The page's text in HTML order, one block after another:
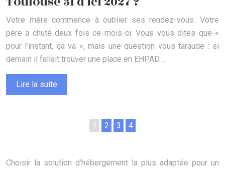
Votre mère commence à oublier ses rendez-vous. Votre
père a chuté deux fois ce mois-ci. Vous vous dites que «
pour l’instant, ça va », mais une question vous taraude : si
demain il fallait trouver une place en EHPAD…
Lire la suite
1 2 3 4
Choisir la solution d’hébergement la plus adaptée pour un